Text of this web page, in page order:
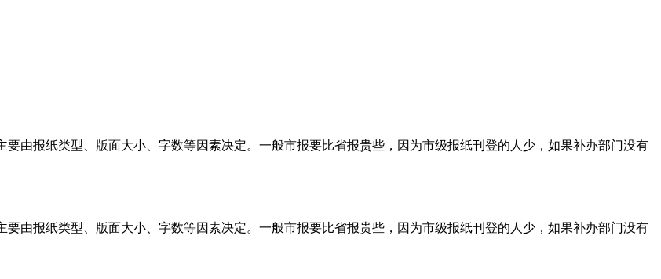
由报纸类型、版面大小、字数等因素决定。一般市报要比省报贵些，因为市级报纸刊登的人少，如果补办部门没有
由报纸类型、版面大小、字数等因素决定。一般市报要比省报贵些，因为市级报纸刊登的人少，如果补办部门没有